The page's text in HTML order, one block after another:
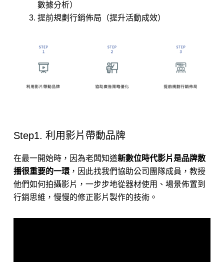
數據分析）
提前規劃行銷佈局（提升活動成效）
Step1. 利用影片帶動品牌
在最一開始時，因為老闆知道新數位時代影片是品牌散
播很重要的一環 ，因此找我們協助公司團隊成員，教授
他們如何拍攝影片，一步步地從器材使用、場景佈置到
行銷思維，慢慢的修正影片製作的技術。